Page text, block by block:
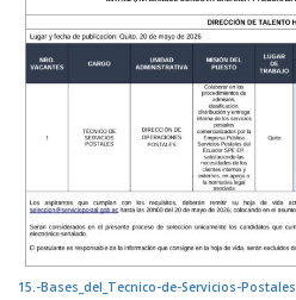
15.-Bases_del_Tecnico-de-Servicios-Postales